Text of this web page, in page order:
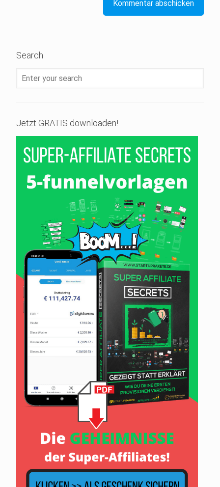
Search
Jetzt GRATIS downloaden!